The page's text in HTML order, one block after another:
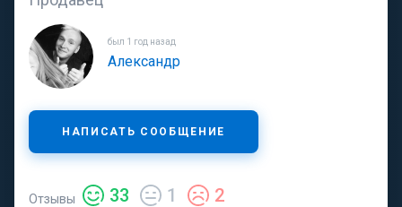
был 1 год назад
Александр
НАПИСАТЬ СООБЩЕНИЕ
Отзывы 33 1 2